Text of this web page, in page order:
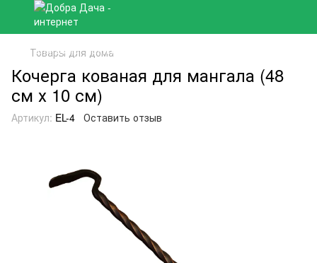
Товары для дома
Кочерга кованая для мангала (48
см х 10 см)
Артикул: EL-4 Оставить отзыв